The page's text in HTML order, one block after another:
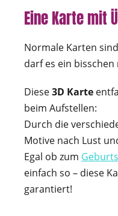
Eine Karte mit
Normale Karten
darf es ein
Diese3D Karte
beim Aufstellen:
Durch die
Motive nach Lust
Egal ob zum
einfach so – diese
garantiert!